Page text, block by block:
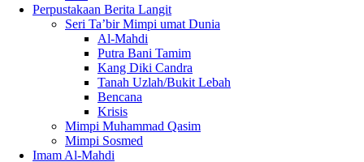
Perpustakaan Berita Langit
Seri Ta’bir Mimpi umat Dunia
Al-Mahdi
Putra Bani Tamim
Kang Diki Candra
Tanah Uzlah/Bukit Lebah
Bencana
Krisis
Mimpi Muhammad Qasim
Mimpi Sosmed
Imam Al-Mahdi